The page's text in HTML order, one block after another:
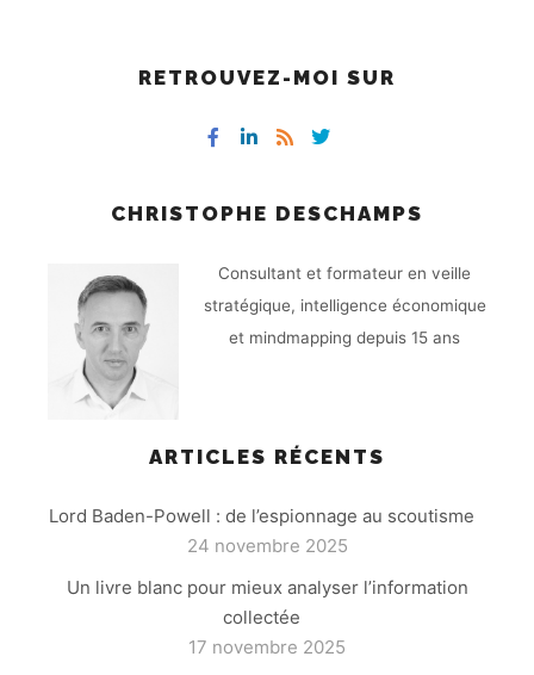
RETROUVEZ-MOI SUR
CHRISTOPHE DESCHAMPS
Consultant et formateur en veille
stratégique, intelligence économique
et mindmapping depuis 15 ans
ARTICLES RÉCENTS
Lord Baden-Powell : de l’espionnage au scoutisme
24 novembre 2025
Un livre blanc pour mieux analyser l’information
collectée
17 novembre 2025